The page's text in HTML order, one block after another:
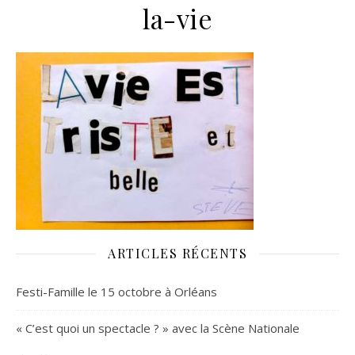
la-vie
ARTICLES RÉCENTS
Festi-Famille le 15 octobre à Orléans
« C’est quoi un spectacle ? » avec la Scène Nationale